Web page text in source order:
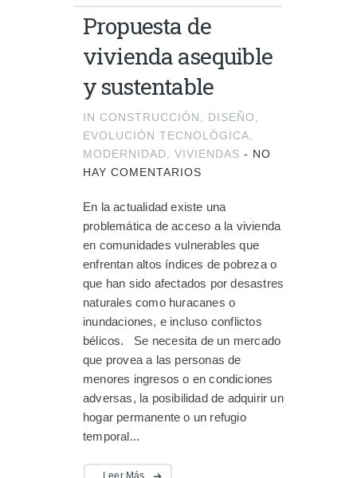
Propuesta de
vivienda asequible
y sustentable
IN CONSTRUCCIÓN, DISEÑO,
EVOLUCIÓN TECNOLÓGICA,
MODERNIDAD, VIVIENDAS - NO
HAY COMENTARIOS
En la actualidad existe una
problemática de acceso a la vivienda
en comunidades vulnerables que
enfrentan altos índices de pobreza o
que han sido afectados por desastres
naturales como huracanes o
inundaciones, e incluso conflictos
bélicos. Se necesita de un mercado
que provea a las personas de
menores ingresos o en condiciones
adversas, la posibilidad de adquirir un
hogar permanente o un refugio
temporal...